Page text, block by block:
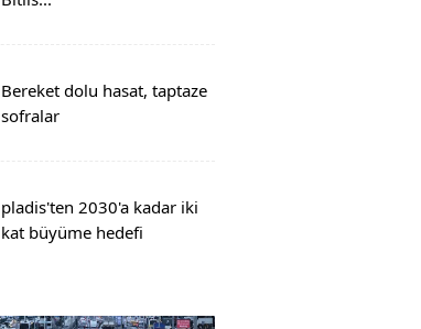
Bereket dolu hasat, taptaze
sofralar
pladis'ten 2030'a kadar iki
kat büyüme hedefi